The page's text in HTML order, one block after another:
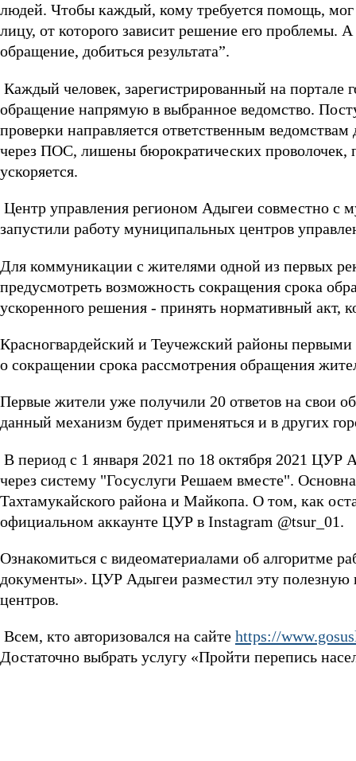
людей. Чтобы каждый, кому требуется помощь,
лицу, от которого зависит решение его проблемы.
обращение, добиться результата”.
Каждый человек, зарегистрированный на портале
обращение напрямую в выбранное ведомство.
проверки направляется ответственным
через ПОС, лишены бюрократических проволочек,
ускоряется.
Центр управления регионом Адыгеи совместно с
запустили работу муниципальных центров
Для коммуникации с жителями одной из первых
предусмотреть возможность сокращения срока
ускоренного решения - принять нормативный акт,
Красногвардейский и Теучежский районы
о сокращении срока рассмотрения обращения
Первые жители уже получили 20 ответов на свои
данный механизм будет применяться и в других
В период с 1 января 2021 по 18 октября 2021
через систему "Госуслуги Решаем вместе".
Тахтамукайского района и Майкопа. О том, как
официальном аккаунте ЦУР в Instagram @tsur_01.
Ознакомиться с видеоматериалами об
документы». ЦУР Адыгеи разместил эту
центров.
Всем, кто авторизовался на сайте https://
Достаточно выбрать услугу «Пройти перепись